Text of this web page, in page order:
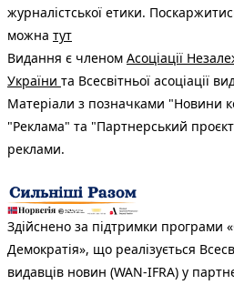
журналістської етики.
можна тут
Видання є членом Асоціації
України та Всесвітньої асоціації
Матеріали з позначками "Новини
"Реклама" та "Партнерський
реклами.
Здійснено за підтримки програми
Демократія», що реалізується
видавців новин (WAN-IFRA) у